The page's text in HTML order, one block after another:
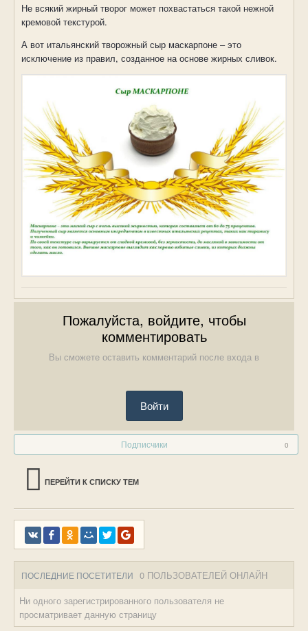
Не всякий жирный творог может похвастаться такой нежной
кремовой текстурой.
А вот итальянский творожный сыр маскарпоне – это
исключение из правил, созданное на основе жирных сливок.
Пожалуйста, войдите, чтобы
комментировать
Вы сможете оставить комментарий после входа в
Войти
Подписчики 0
ПЕРЕЙТИ К СПИСКУ ТЕМ
ПОСЛЕДНИЕ ПОСЕТИТЕЛИ 0 ПОЛЬЗОВАТЕЛЕЙ ОНЛАЙН
Ни одного зарегистрированного пользователя не
просматривает данную страницу